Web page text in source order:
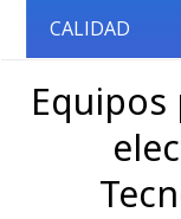
CALIDAD
Equipos